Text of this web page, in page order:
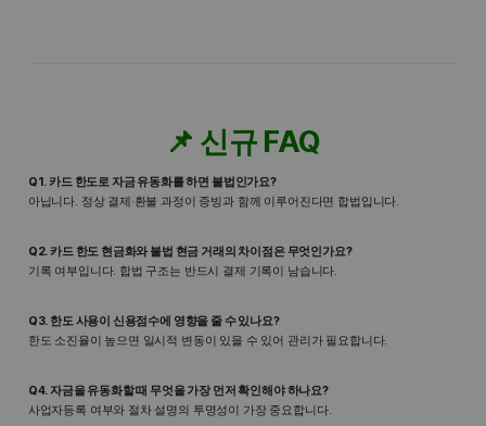
📌 신규 FAQ
Q1. 카드 한도로 자금 유동화를 하면 불법인가요?
아닙니다. 정상 결제·환불 과정이 증빙과 함께 이루어진다면 합법입니다.
Q2. 카드 한도 현금화와 불법 현금 거래의 차이점은 무엇인가요?
기록 여부입니다. 합법 구조는 반드시 결제 기록이 남습니다.
Q3. 한도 사용이 신용점수에 영향을 줄 수 있나요?
한도 소진율이 높으면 일시적 변동이 있을 수 있어 관리가 필요합니다.
Q4. 자금을 유동화할 때 무엇을 가장 먼저 확인해야 하나요?
사업자등록 여부와 절차 설명의 투명성이 가장 중요합니다.